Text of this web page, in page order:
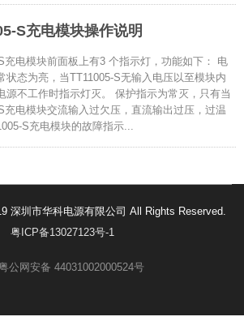
S充电模块操作说明
充电模块前面板上有3 个指示灯，功能如下： 电
状态为亮，当TT11005-S无输入电压以至模块内
源不工作时指示灯灭。 保护指示为常灭，只有当
充电模块交流输入过欠压，直流输出过压，过温
S充电模块的故障指示...
深圳市华科电源有限公司 All Rights Reserved.
粤ICP备13027123号-1
公网安备 44031002000524号